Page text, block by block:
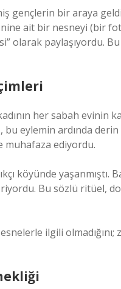
gençlerin bir araya
ait bir nesneyi (bir
olarak paylaşıyordu.
her sabah evinin
eylemin ardında derin
muhafaza ediyordu.
köyünde yaşanmıştı.
Bu sözlü ritüel,
ilgili